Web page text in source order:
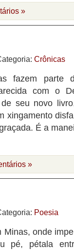
»
Crônicas
fazem parte
com o
seu novo
xingamento
É a
»
Poesia
onde
pé, pétala